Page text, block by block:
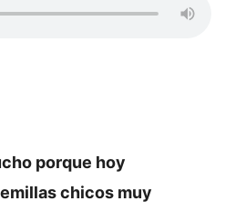
porque hoy
chicos muy